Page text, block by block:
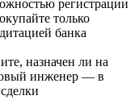
регистрации
только
банка
назначен ли на
инженер — в